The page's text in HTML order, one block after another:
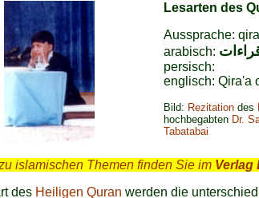
Lesarten des
Aussprache:
arabisch:
persisch:
englisch: Qira'a
Bild: Rezitation des
hochbegabten Dr.
Tabatabai
islamischen Themen finden Sie im Verlag
des Heiligen Quran werden die